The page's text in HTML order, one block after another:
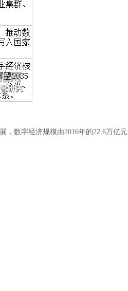
，数字经济规模由2016年的22.6万亿元